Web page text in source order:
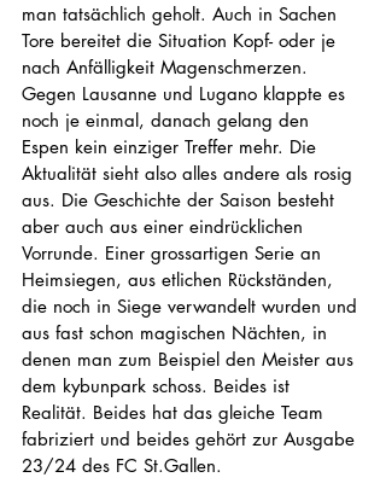
man tatsächlich geholt. Auch in Sachen
Tore bereitet die Situation Kopf- oder je
nach Anfälligkeit Magenschmerzen.
Gegen Lausanne und Lugano klappte es
noch je einmal, danach gelang den
Espen kein einziger Treffer mehr. Die
Aktualität sieht also alles andere als rosig
aus. Die Geschichte der Saison besteht
aber auch aus einer eindrücklichen
Vorrunde. Einer grossartigen Serie an
Heimsiegen, aus etlichen Rückständen,
die noch in Siege verwandelt wurden und
aus fast schon magischen Nächten, in
denen man zum Beispiel den Meister aus
dem kybunpark schoss. Beides ist
Realität. Beides hat das gleiche Team
fabriziert und beides gehört zur Ausgabe
23/24 des FC St.Gallen.